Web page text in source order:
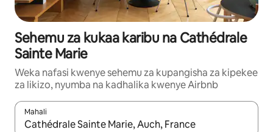
Sehemu za kukaa karibu na Cathédrale
Sainte Marie
Weka nafasi kwenye sehemu za kupangisha za kipekee
za likizo, nyumba na kadhalika kwenye Airbnb
Mahali
Wakati matokeo yanapatikana, vinjari kwa kutumia vitufe vya